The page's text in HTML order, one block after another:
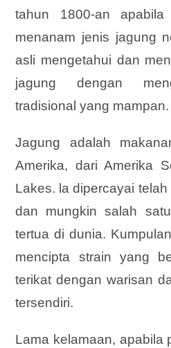
tahun 1800-an
menanam jenis jagung
asli mengetahui dan
jagung dengan
tradisional yang mampan.
Jagung adalah
Amerika, dari Amerika
Lakes. la dipercayai
dan mungkin salah
tertua di dunia.
mencipta strain yang
terikat dengan warisan
tersendiri.
Lama kelamaan, apabila